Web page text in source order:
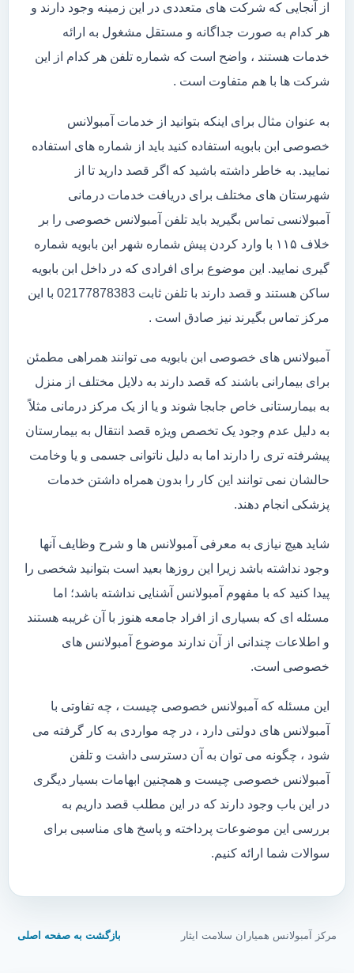
از آنجایی که شرکت های متعددی در این زمینه وجود دارند و
هر کدام به صورت جداگانه و مستقل مشغول به ارائه
خدمات هستند ، واضح است که شماره تلفن هر کدام از این
شرکت ها با هم متفاوت است .
به عنوان مثال برای اینکه بتوانید از خدمات آمبولانس
خصوصی ابن بابویه استفاده کنید باید از شماره های استفاده
نمایید. به خاطر داشته باشید که اگر قصد دارید تا از
شهرستان های مختلف برای دریافت خدمات درمانی
آمبولانسی تماس بگیرید باید تلفن آمبولانس خصوصی را بر
خلاف ۱۱۵ با وارد کردن پیش شماره شهر ابن بابویه شماره
گیری نمایید. این موضوع برای افرادی که در داخل ابن بابویه
ساکن هستند و قصد دارند با تلفن ثابت 02177878383 با این
مرکز تماس بگیرند نیز صادق است .
آمبولانس های خصوصی ابن بابویه می توانند همراهی مطمئن
برای بیمارانی باشند که قصد دارند به دلایل مختلف از منزل
به بیمارستانی خاص جابجا شوند و یا از یک مرکز درمانی مثلاً
به دلیل عدم وجود یک تخصص ویژه قصد انتقال به بیمارستان
پیشرفته تری را دارند اما به دلیل ناتوانی جسمی و یا وخامت
حالشان نمی توانند این کار را بدون همراه داشتن خدمات
پزشکی انجام دهند.
شاید هیچ نیازی به معرفی آمبولانس ها و شرح وظایف آنها
وجود نداشته باشد زیرا این روزها بعید است بتوانید شخصی را
پیدا کنید که با مفهوم آمبولانس آشنایی نداشته باشد؛ اما
مسئله ای که بسیاری از افراد جامعه هنوز با آن غریبه هستند
و اطلاعات چندانی از آن ندارند موضوع آمبولانس های
خصوصی است.
این مسئله که آمبولانس خصوصی چیست ، چه تفاوتی با
آمبولانس های دولتی دارد ، در چه مواردی به کار گرفته می
شود ، چگونه می توان به آن دسترسی داشت و تلفن
آمبولانس خصوصی چیست و همچنین ابهامات بسیار دیگری
در این باب وجود دارند که در این مطلب قصد داریم به
بررسی این موضوعات پرداخته و پاسخ های مناسبی برای
سوالات شما ارائه کنیم.
مرکز آمبولانس همیاران سلامت ایثار بازگشت به صفحه اصلی